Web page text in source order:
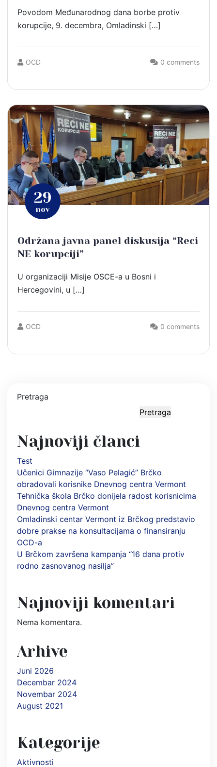
Povodom Međunarodnog dana borbe protiv
korupcije, 9. decembra, Omladinski […]
OCD 0 comments
29
nov
Održana javna panel diskusija “Reci
NE korupciji”
U organizaciji Misije OSCE-a u Bosni i
Hercegovini, u […]
OCD 0 comments
Pretraga
Pretraga
Najnoviji članci
Test
Učenici Gimnazije “Vaso Pelagić” Brčko
obradovali korisnike Dnevnog centra Vermont
Tehnička škola Brčko donijela radost korisnicima
Dnevnog centra Vermont
Omladinski centar Vermont iz Brčkog predstavio
dobre prakse na konsultacijama o finansiranju
OCD-a
U Brčkom završena kampanja “16 dana protiv
rodno zasnovanog nasilja”
Najnoviji komentari
Nema komentara.
Arhive
Juni 2026
Decembar 2024
Novembar 2024
August 2021
Kategorije
Aktivnosti